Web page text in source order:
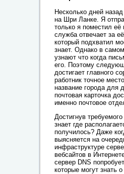
Несколько дней
на Шри Ланке. Я
только я поместил её
служба отвечает за
который подхватил
знает. Однако в
узнают что когда
его. Поэтому
достигает главного
работник точное
название города для
почтовая карточка
именно почтовое
Достигнув
знает где
получилось? Даже
выясняется на
инфраструктуре
вебсайтов в
сервер DNS
которые могут знать